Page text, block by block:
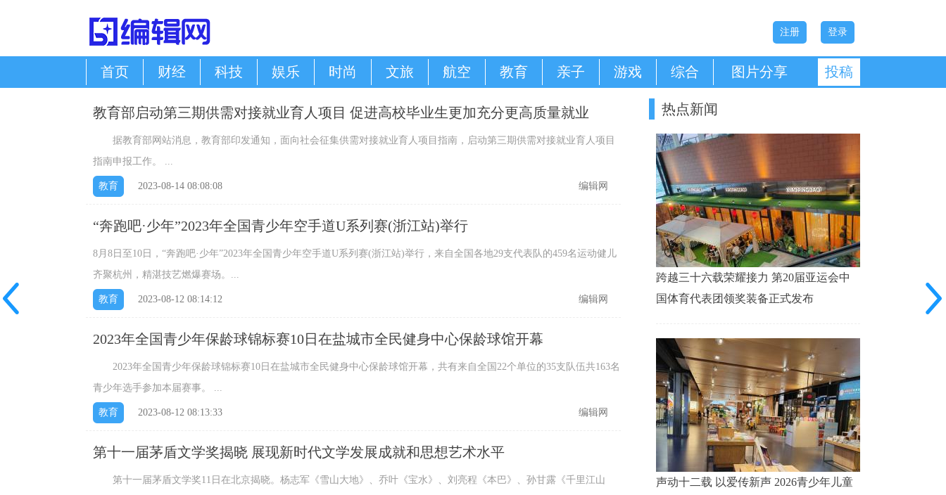
登录
注册
首页 财经 科技 娱乐 时尚 文旅 航空 教育 亲子 游戏 综合 图片分享 投稿
教育部启动第三期供需对接就业育人项目 促进高校毕业生更加充分更高质量就业
据教育部网站消息，教育部印发通知，面向社会征集供需对接就业育人项目指南，启动第三期供需对接就业育人项目
指南申报工作。 ...
教育 2023-08-14 08:08:08 编辑网
“奔跑吧·少年”2023年全国青少年空手道U系列赛(浙江站)举行
8月8日至10日，“奔跑吧·少年”2023年全国青少年空手道U系列赛(浙江站)举行，来自全国各地29支代表队的459名运动健儿
齐聚杭州，精湛技艺燃爆赛场。...
教育 2023-08-12 08:14:12 编辑网
2023年全国青少年保龄球锦标赛10日在盐城市全民健身中心保龄球馆开幕
2023年全国青少年保龄球锦标赛10日在盐城市全民健身中心保龄球馆开幕，共有来自全国22个单位的35支队伍共163名
青少年选手参加本届赛事。 ...
教育 2023-08-12 08:13:33 编辑网
第十一届茅盾文学奖揭晓 展现新时代文学发展成就和思想艺术水平
第十一届茅盾文学奖11日在北京揭晓。杨志军《雪山大地》、乔叶《宝水》、刘亮程《本巴》、孙甘露《千里江山
热点新闻
跨越三十六载荣耀接力 第20届亚运会中
国体育代表团领奖装备正式发布
声动十二载 以爱传新声 2026青少年儿童